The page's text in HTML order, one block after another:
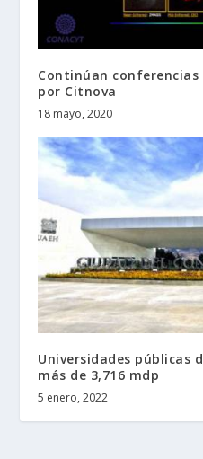
Continúan
por Citnova
18 mayo, 2020
Universidades públicas
más de 3,716 mdp
5 enero, 2022